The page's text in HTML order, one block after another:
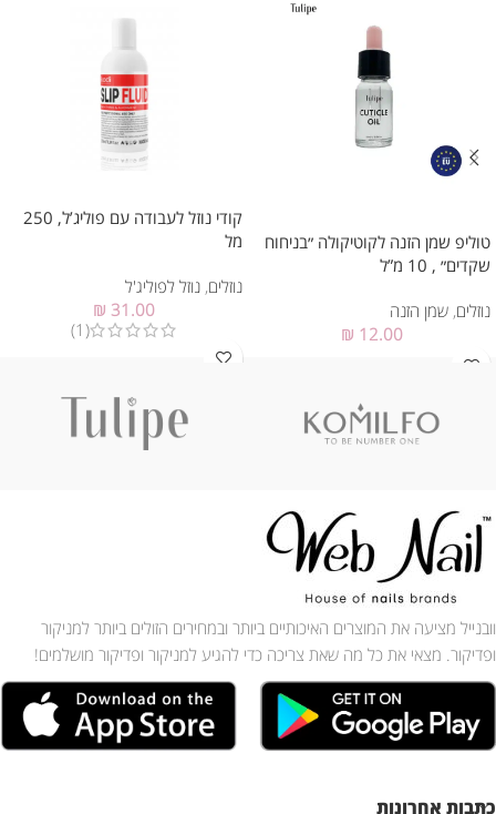
טוליפ שמן הזנה לקוטיקולה ״בניחוח
שקדים״ , 10 מ”ל
נוזלים, שמן הזנה
₪ 12.00
קודי נוזל לעבודה עם פוליג’ל, 250
מל
נוזלים, נוזל לפוליג'ל
₪ 31.00
(1)
וובנייל מציעה את המוצרים האיכותיים ביותר ובמחירים הזולים ביותר למניקור
ופדיקור. מצאי את כל מה שאת צריכה כדי להגיע למניקור ופדיקור מושלמים!
כתבות אחרונות